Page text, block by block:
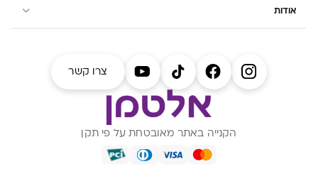
אודות
צרו קשר
הקנייה באתר מאובטחת על פי תקן